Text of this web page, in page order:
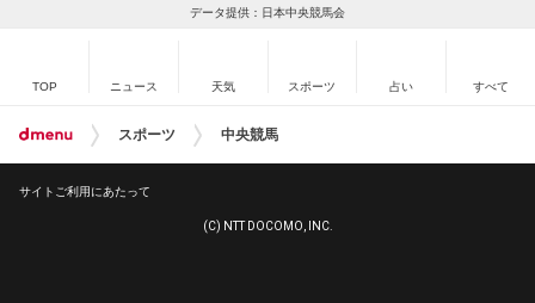
データ提供：日本中央競馬会
TOP ニュース 天気 スポーツ 占い すべて
スポーツ 中央競馬
サイトご利用にあたって
(C) NTT DOCOMO, INC.